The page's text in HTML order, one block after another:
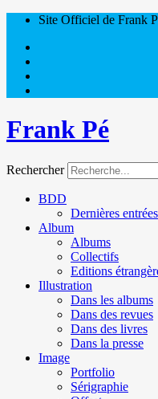
Site Officiel de Frank
Frank Pé
Rechercher
BDD
Dernières
Album
Albums
Collectifs
Editions
Illustration
Dans les albums
Dans des revues
Dans des livres
Dans la presse
Image
Portfolio
Sérigraphie